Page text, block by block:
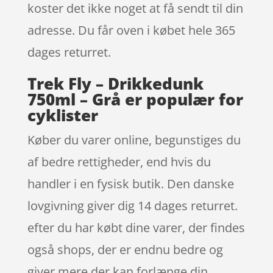
koster det ikke noget at få sendt til din
adresse. Du får oven i købet hele 365
dages returret.
Trek Fly – Drikkedunk
750ml – Grå er populær for
cyklister
Køber du varer online, begunstiges du
af bedre rettigheder, end hvis du
handler i en fysisk butik. Den danske
lovgivning giver dig 14 dages returret.
efter du har købt dine varer, der findes
også shops, der er endnu bedre og